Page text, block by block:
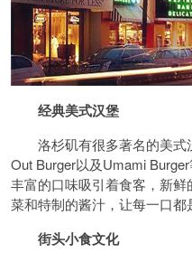
经典美式汉堡
洛杉矶有很多著名的美式
Out Burger以及Umami
丰富的口味吸引着食客，新
菜和特制的酱汁，让每一口都
街头小食文化